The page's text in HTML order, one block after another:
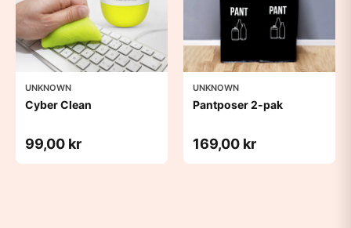
UNKNOWN
Cyber Clean
99,00 kr
UNKNOWN
Pantposer 2-pak
169,00 kr